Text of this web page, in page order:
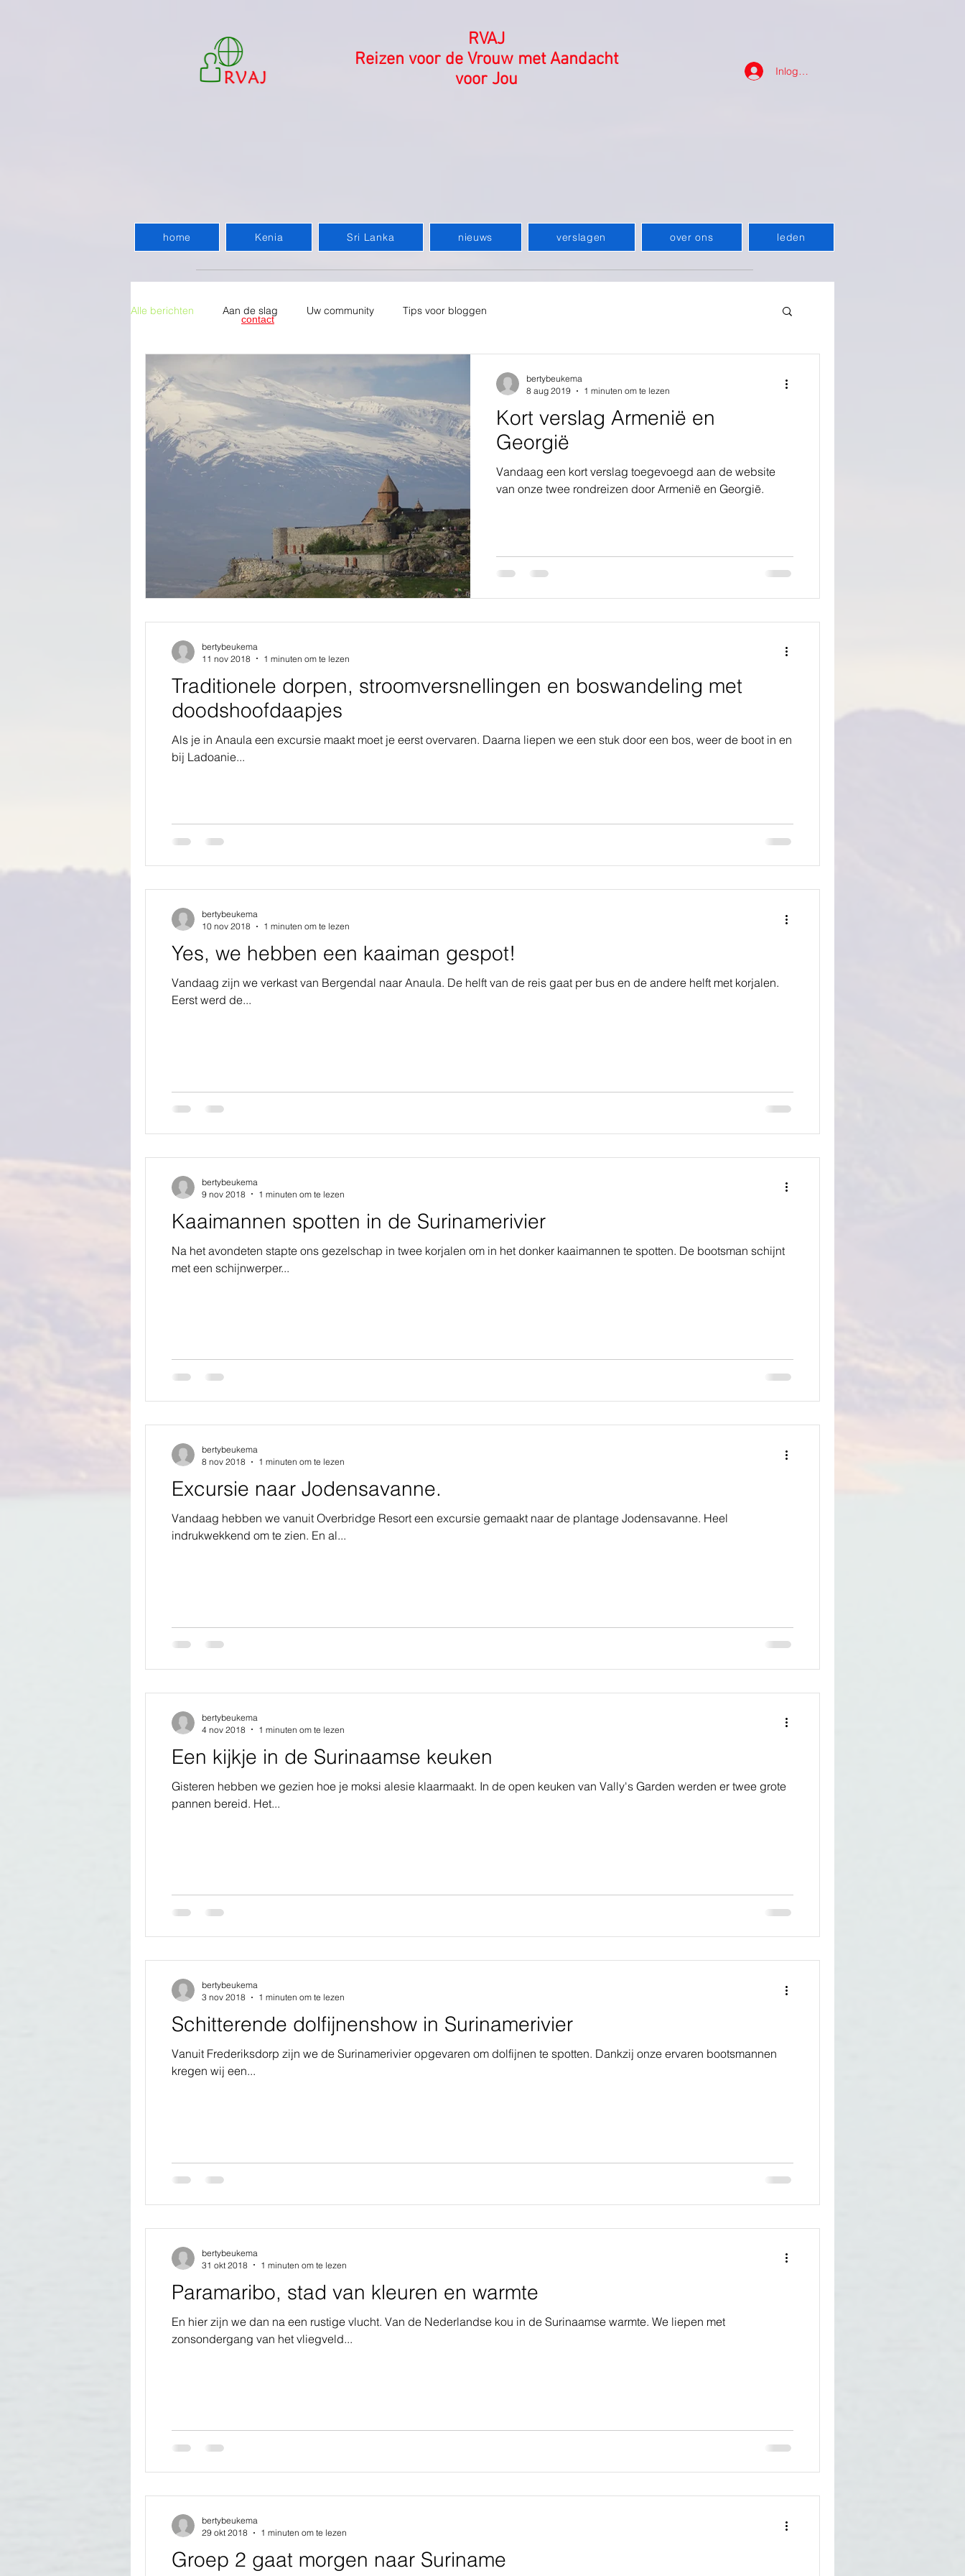
RVAJ
Reizen voor de Vrouw met Aandacht
voor Jou
Inloggen
home Kenia Sri Lanka nieuws verslagen over ons leden
Alle berichten Aan de slag Uw community Tips voor bloggen
Kort verslag Armenië en
Georgië
Vandaag een kort verslag toegevoegd aan de website
van onze twee rondreizen door Armenië en Georgië.
bertybeukema
8 aug 2019
1 minuten om te lezen
Traditionele dorpen, stroomversnellingen en boswandeling met
doodshoofdaapjes
Als je in Anaula een excursie maakt moet je eerst overvaren. Daarna liepen we een stuk door een bos, weer de boot in en
bij Ladoanie...
bertybeukema
11 nov 2018
1 minuten om te lezen
Yes, we hebben een kaaiman gespot!
Vandaag zijn we verkast van Bergendal naar Anaula. De helft van de reis gaat per bus en de andere helft met korjalen.
Eerst werd de...
bertybeukema
10 nov 2018
1 minuten om te lezen
Kaaimannen spotten in de Surinamerivier
Na het avondeten stapte ons gezelschap in twee korjalen om in het donker kaaimannen te spotten. De bootsman schijnt
met een schijnwerper...
bertybeukema
9 nov 2018
1 minuten om te lezen
Excursie naar Jodensavanne.
Vandaag hebben we vanuit Overbridge Resort een excursie gemaakt naar de plantage Jodensavanne. Heel
indrukwekkend om te zien. En al...
bertybeukema
8 nov 2018
1 minuten om te lezen
Een kijkje in de Surinaamse keuken
Gisteren hebben we gezien hoe je moksi alesie klaarmaakt. In de open keuken van Vally's Garden werden er twee grote
pannen bereid. Het...
bertybeukema
4 nov 2018
1 minuten om te lezen
Schitterende dolfijnenshow in Surinamerivier
Vanuit Frederiksdorp zijn we de Surinamerivier opgevaren om dolfijnen te spotten. Dankzij onze ervaren bootsmannen
kregen wij een...
bertybeukema
3 nov 2018
1 minuten om te lezen
Paramaribo, stad van kleuren en warmte
En hier zijn we dan na een rustige vlucht. Van de Nederlandse kou in de Surinaamse warmte. We liepen met
zonsondergang van het vliegveld...
bertybeukema
31 okt 2018
1 minuten om te lezen
Groep 2 gaat morgen naar Suriname
bertybeukema
29 okt 2018
1 minuten om te lezen
contact